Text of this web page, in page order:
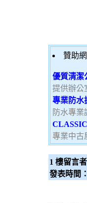
贊助
優質清潔
提供辦公
專業防水
防水專
專業中古
1 樓留言者
發表時間：